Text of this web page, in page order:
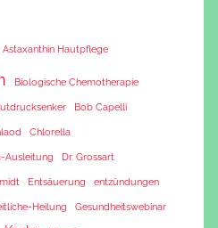
Astaxanthin Hautpflege
Biologische Chemotherapie
Bob Capelli
Chlorella
Ausleitung Dr. Grossart
Entsäuerung entzündungen
Heilung Gesundheitswebinar